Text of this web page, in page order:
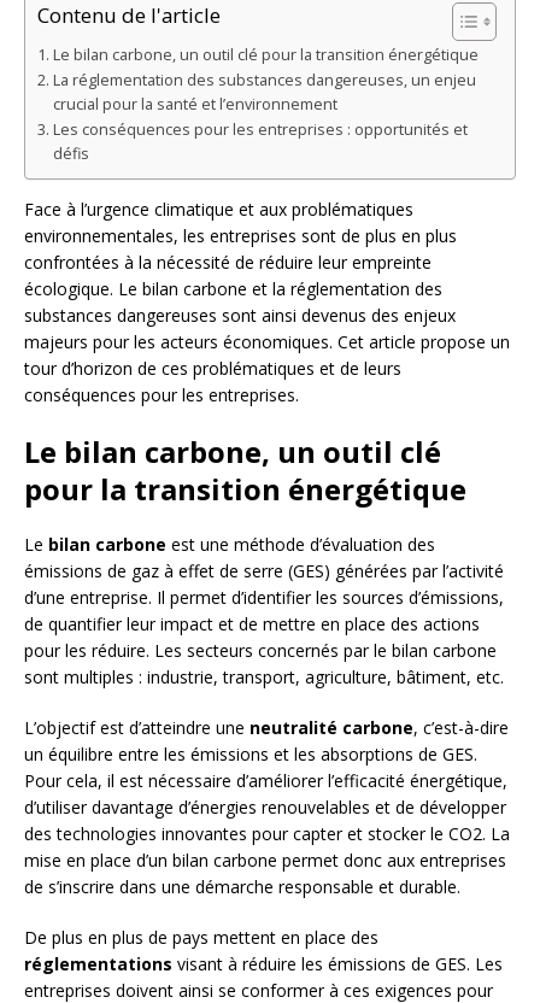
Contenu de l'article
Le bilan carbone, un outil clé pour la transition énergétique
La réglementation des substances dangereuses, un enjeu
crucial pour la santé et l’environnement
Les conséquences pour les entreprises : opportunités et
défis
Face à l’urgence climatique et aux problématiques
environnementales, les entreprises sont de plus en plus
confrontées à la nécessité de réduire leur empreinte
écologique. Le bilan carbone et la réglementation des
substances dangereuses sont ainsi devenus des enjeux
majeurs pour les acteurs économiques. Cet article propose un
tour d’horizon de ces problématiques et de leurs
conséquences pour les entreprises.
Le bilan carbone, un outil clé
pour la transition énergétique
Le bilan carbone est une méthode d’évaluation des
émissions de gaz à effet de serre (GES) générées par l’activité
d’une entreprise. Il permet d’identifier les sources d’émissions,
de quantifier leur impact et de mettre en place des actions
pour les réduire. Les secteurs concernés par le bilan carbone
sont multiples : industrie, transport, agriculture, bâtiment, etc.
L’objectif est d’atteindre une neutralité carbone, c’est-à-dire
un équilibre entre les émissions et les absorptions de GES.
Pour cela, il est nécessaire d’améliorer l’efficacité énergétique,
d’utiliser davantage d’énergies renouvelables et de développer
des technologies innovantes pour capter et stocker le CO2. La
mise en place d’un bilan carbone permet donc aux entreprises
de s’inscrire dans une démarche responsable et durable.
De plus en plus de pays mettent en place des
réglementations visant à réduire les émissions de GES. Les
entreprises doivent ainsi se conformer à ces exigences pour